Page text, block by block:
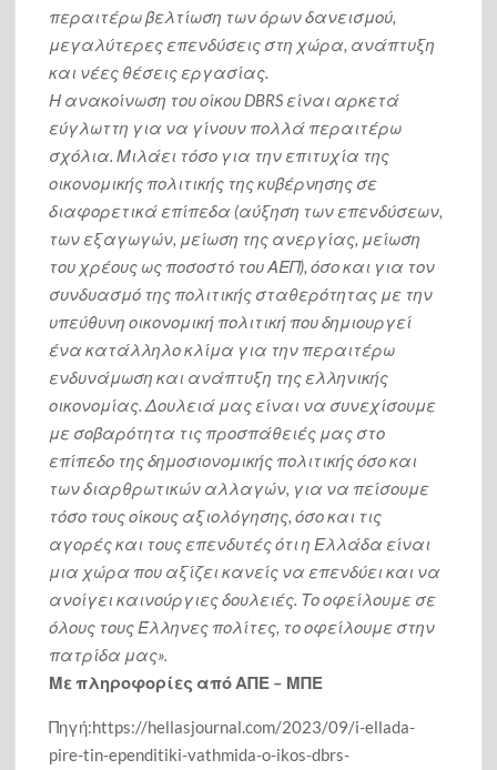
περαιτέρω βελτίωση των όρων δανεισμού,
μεγαλύτερες επενδύσεις στη χώρα, ανάπτυξη
και νέες θέσεις εργασίας.
Η ανακοίνωση του οίκου DBRS είναι αρκετά
εύγλωττη για να γίνουν πολλά περαιτέρω
σχόλια. Μιλάει τόσο για την επιτυχία της
οικονομικής πολιτικής της κυβέρνησης σε
διαφορετικά επίπεδα (αύξηση των επενδύσεων,
των εξαγωγών, μείωση της ανεργίας, μείωση
του χρέους ως ποσοστό του ΑΕΠ), όσο και για τον
συνδυασμό της πολιτικής σταθερότητας με την
υπεύθυνη οικονομική πολιτική που δημιουργεί
ένα κατάλληλο κλίμα για την περαιτέρω
ενδυνάμωση και ανάπτυξη της ελληνικής
οικονομίας. Δουλειά μας είναι να συνεχίσουμε
με σοβαρότητα τις προσπάθειές μας στο
επίπεδο της δημοσιονομικής πολιτικής όσο και
των διαρθρωτικών αλλαγών, για να πείσουμε
τόσο τους οίκους αξιολόγησης, όσο και τις
αγορές και τους επενδυτές ότι η Ελλάδα είναι
μια χώρα που αξίζει κανείς να επενδύει και να
ανοίγει καινούργιες δουλειές. Το οφείλουμε σε
όλους τους Έλληνες πολίτες, το οφείλουμε στην
πατρίδα μας».
Με πληροφορίες από ΑΠΕ – ΜΠΕ
Πηγή:https://hellasjournal.com/2023/09/i-ellada-
pire-tin-ependitiki-vathmida-o-ikos-dbrs-